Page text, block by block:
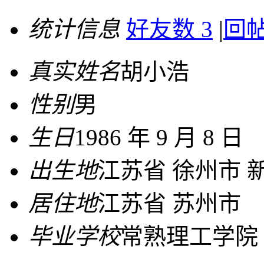
统计信息 好友数 3 | 回
真实姓名胡小浩
性别男
生日1986 年 9 月 8 日
出生地江苏省 徐州市
居住地江苏省 苏州市
毕业学校常熟理工学院